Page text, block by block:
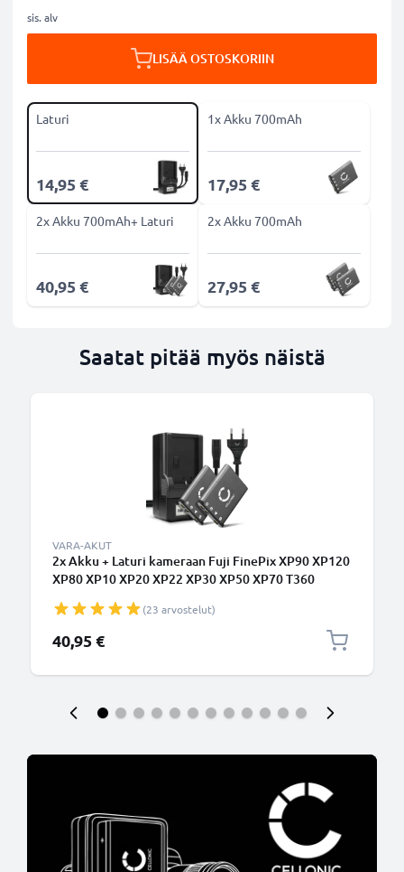
sis. alv
LISÄÄ OSTOSKORIIN
Laturi
14,95 €
1x Akku 700mAh
17,95 €
2x Akku 700mAh+ Laturi
40,95 €
2x Akku 700mAh
27,95 €
Saatat pitää myös näistä
VARA-AKUT
2x Akku + Laturi kameraan Fuji FinePix XP90 XP120
XP80 XP10 XP20 XP22 XP30 XP50 XP70 T360
3.7V) tuotemerkiltä CELLONIC
(23 arvostelut)
40,95 €